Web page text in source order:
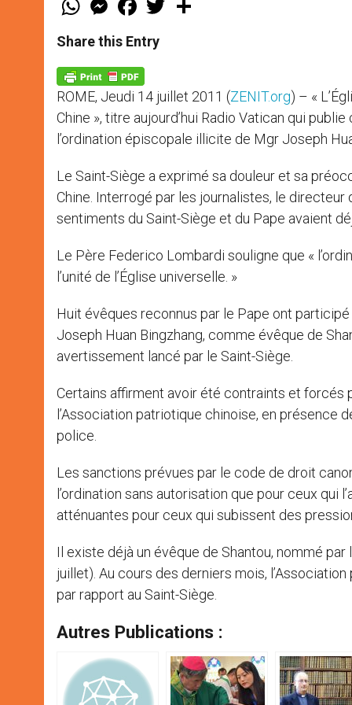
t
s
p
p
e
s
e
g
e
r
a
e
b
k
w
Share this Entry
ROME, Jeudi 14 juillet 2011 (ZENIT.org) – «
Chine », titre aujourd’hui Radio Vatican qui
l’ordination épiscopale illicite de Mgr Joseph
Le Saint-Siège a exprimé sa douleur et sa
Chine. Interrogé par les journalistes, le
sentiments du Saint-Siège et du Pape avaient
Le Père Federico Lombardi souligne que «
l’unité de l’Église universelle. »
Huit évêques reconnus par le Pape ont
Joseph Huan Bingzhang, comme évêque de
avertissement lancé par le Saint-Siège.
Certains affirment avoir été contraints et forcés
l’Association patriotique chinoise, en présence
police.
Les sanctions prévues par le code de droit
l’ordination sans autorisation que pour ceux
atténuantes pour ceux qui subissent des
Il existe déjà un évêque de Shantou, nommé
juillet). Au cours des derniers mois,
par rapport au Saint-Siège.
Autres Publications :